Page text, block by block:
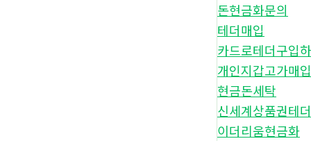
돈현금화문의
테더매입
카드로테더구입
개인지갑고가매입
현금돈세탁
신세계상품권테
이더리움현금화